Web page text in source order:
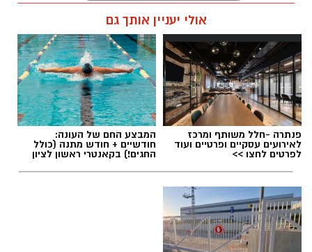
בין המוצרים שנמצאו ואינם רשומים במאגרי משרד
הבריאות, ולכן חל איסור לשווקם:
PROTEIN + MINERAL PREMIUM HAIR
STRAIGHTENING
Protein Mineral Premium Pre Treatment
Shampoo
בנוסף, נמצא כי המוצרHYDRO KERATIN PRO
HAIR STRAIGHTENING GEL
במאגרי משרד הבריאות, מסומן כמכיל
גליאוקסילית– רכיב האסור לשימוש בתכשירים
תגים:הטרדה מינית, מעצר סגן ראש עיריית ראשון
לציון
אולי יעניין אותך גם
פנתרה -חלל משותף ומרכז
לאירועים עסקיים ופרטיים ועוד
לפרטים לחצו >>
המבצע החם של העונה:
חודשיים + חודש מתנה (כולל
החגים!) בקאנטרי ראשון לציון